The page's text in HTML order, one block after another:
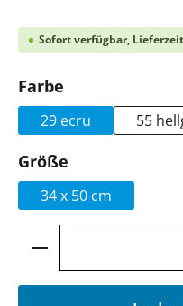
Sofort verfügbar,
Farbe
29 ecru 55
Größe
34 x 50 cm
Produkt